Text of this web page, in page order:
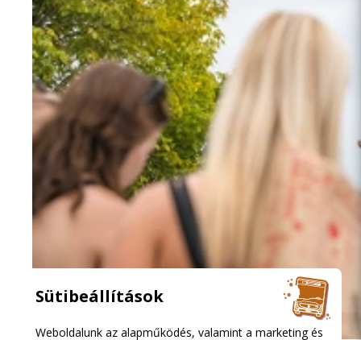
2026.08.08. 13:16
Sütibeállítások
Weboldalunk az alapműködés, valamint a marketing és